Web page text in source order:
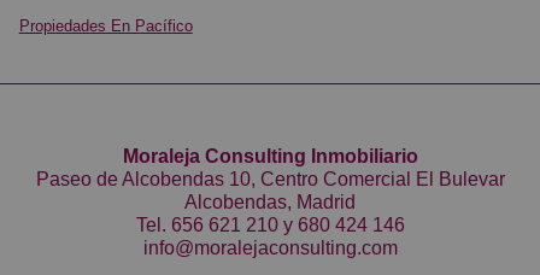
Propiedades En Pacífico
Moraleja Consulting Inmobiliario
Paseo de Alcobendas 10, Centro Comercial El Bulevar
Alcobendas, Madrid
Tel. 656 621 210y 680 424 146
info@moralejaconsulting.com